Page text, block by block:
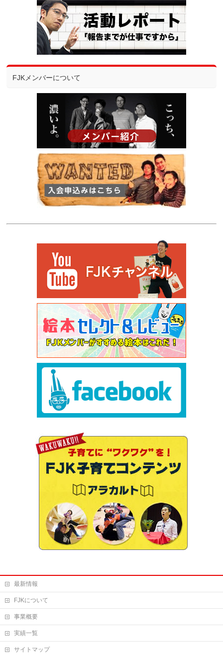
FJKメンバーについて
最新情報
FJKについて
事業概要
実績一覧
サイトマップ